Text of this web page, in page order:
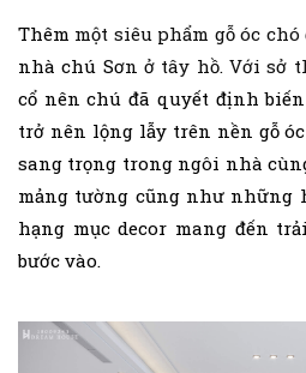
Thêm một siêu phẩm gỗ óc
nhà chú Sơn ở tây hồ. Với sở
cổ nên chú đã quyết định
trở nên lộng lẫy trên nền gỗ
sang trọng trong ngôi nhà
mảng tường cũng như những
hạng mục decor mang đến
bước vào.